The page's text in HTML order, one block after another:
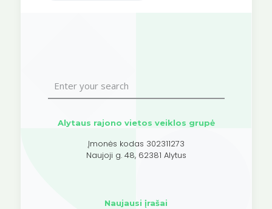
Alytaus rajono vietos veiklos grupė
Įmonės kodas 302311273
Naujoji g. 48, 62381 Alytus
Naujausi įrašai